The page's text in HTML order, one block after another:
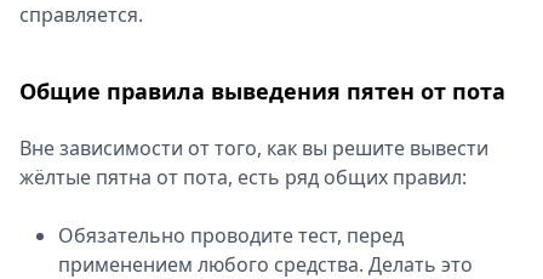
справляется.
Общие правила выведения пятен от пота
Вне зависимости от того, как вы решите вывести
жёлтые пятна от пота, есть ряд общих правил:
Обязательно проводите тест, перед
применением любого средства. Делать это